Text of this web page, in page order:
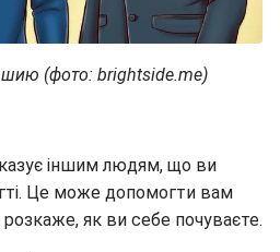
(фото: brightside.me)
іншим людям, що ви
Це може допомогти вам
як ви себе почуваєте.